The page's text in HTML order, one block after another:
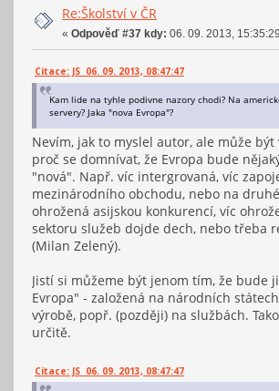
Re:Školství v ČR
« Odpověď #37 kdy: 06. 09. 2013,
Citace: JS 06. 09. 2013, 08:47:47
Kam lide na tyhle podivne nazory chodi? Na
servery? Jaka "nova Evropa"?
Nevím, jak to myslel autor, ale může být
proč se domnívat, že Evropa bude
"nová". Např. víc intergrovaná, víc
mezinárodního obchodu, nebo na
ohrožená asijskou konkurencí, víc
sektoru služeb dojde dech, nebo třeba
(Milan Zelený).
Jistí si můžeme být jenom tím, že bude
Evropa" - založená na národních
výrobě, popř. (později) na službách.
určitě.
Citace: JS 06. 09. 2013, 08:47:47